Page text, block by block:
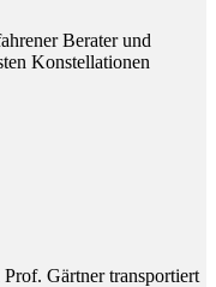
Berater und
Konstellationen
Gärtner transportiert